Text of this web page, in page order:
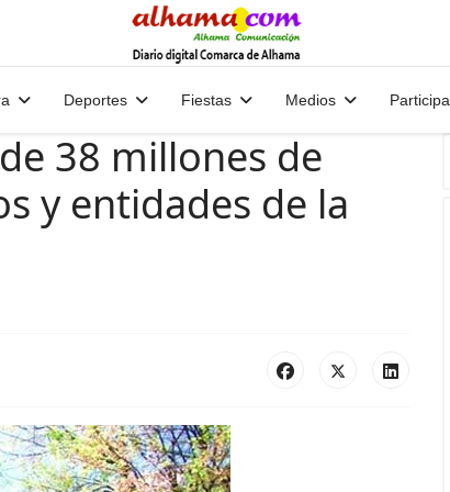
Deportes Fiestas Medios Participa
38 millones de
y entidades de la